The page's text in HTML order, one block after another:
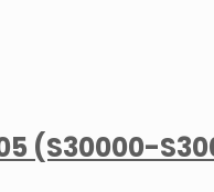
(S30000-